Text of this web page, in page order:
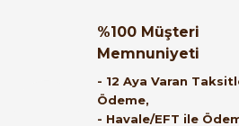
B... A... | 27/06/2026
Satıcı ilgili ve çok yardım
%100 Müşteri
Memnuniyeti
- 12 Aya Varan
Ödeme,
- Havale/EFT ile